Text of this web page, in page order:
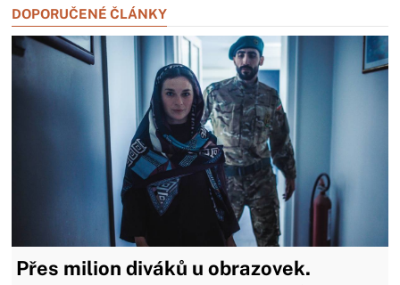
DOPORUČENÉ ČLÁNKY
Přes milion diváků u obrazovek.